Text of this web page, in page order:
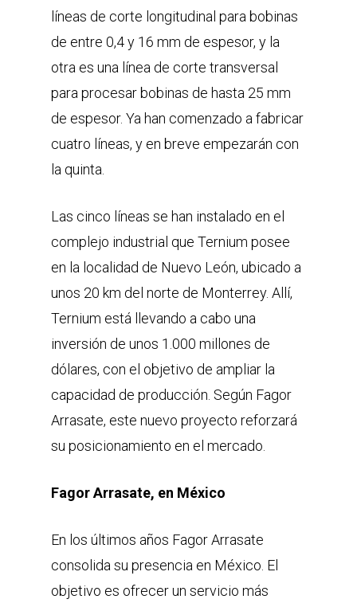
líneas de corte longitudinal para bobinas
de entre 0,4 y 16 mm de espesor, y la
otra es una línea de corte transversal
para procesar bobinas de hasta 25 mm
de espesor. Ya han comenzado a fabricar
cuatro líneas, y en breve empezarán con
la quinta.
Las cinco líneas se han instalado en el
complejo industrial que Ternium posee
en la localidad de Nuevo León, ubicado a
unos 20 km del norte de Monterrey. Allí,
Ternium está llevando a cabo una
inversión de unos 1.000 millones de
dólares, con el objetivo de ampliar la
capacidad de producción. Según Fagor
Arrasate, este nuevo proyecto reforzará
su posicionamiento en el mercado.
Fagor Arrasate, en México
En los últimos años Fagor Arrasate
consolida su presencia en México. El
objetivo es ofrecer un servicio más